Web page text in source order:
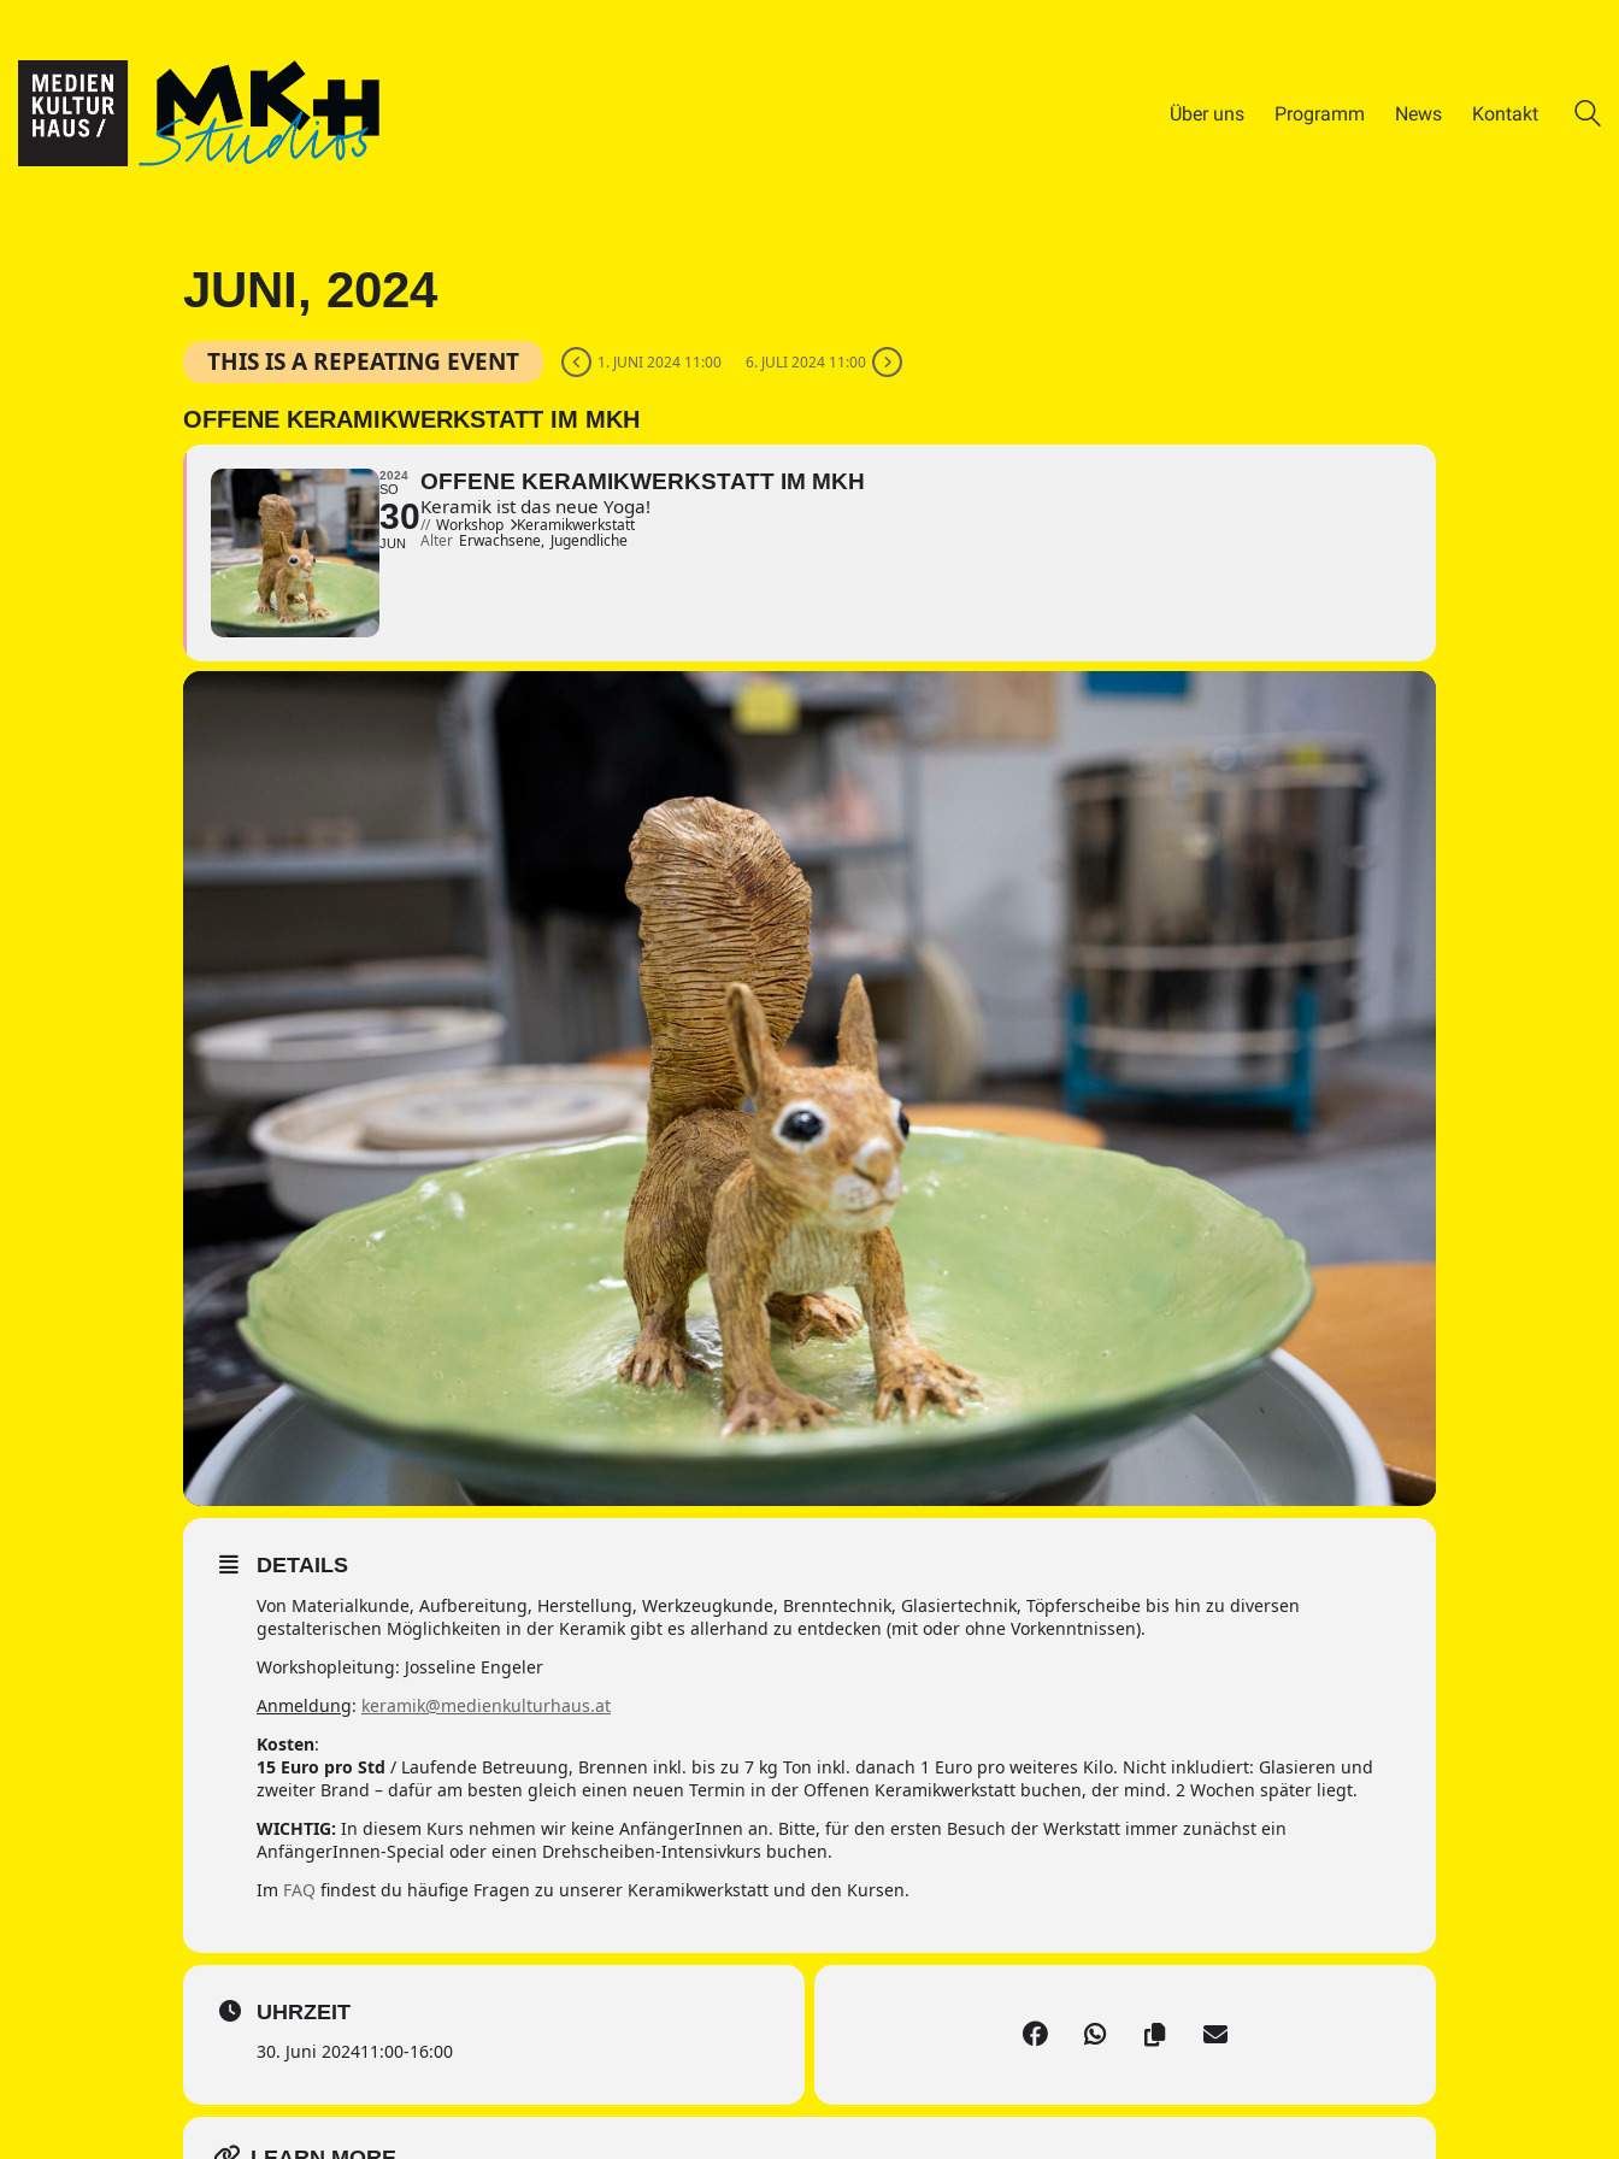
Über uns Programm News Kontakt
JUNI, 2024
THIS IS A REPEATING EVENT 1. JUNI 2024 11:00 6. JULI 2024 11:00
OFFENE KERAMIKWERKSTATT IM MKH
2024
SO
30
JUN
OFFENE KERAMIKWERKSTATT IM MKH
Keramik ist das neue Yoga!
// Workshop Keramikwerkstatt
Alter Erwachsene, Jugendliche
DETAILS
Von Materialkunde, Aufbereitung, Herstellung, Werkzeugkunde, Brenntechnik, Glasiertechnik, Töpferscheibe bis hin zu diversen
gestalterischen Möglichkeiten in der Keramik gibt es allerhand zu entdecken (mit oder ohne Vorkenntnissen).
Workshopleitung: Josseline Engeler
Anmeldung: keramik@medienkulturhaus.at
Kosten:
15 Euro pro Std / Laufende Betreuung, Brennen inkl. bis zu 7 kg Ton inkl. danach 1 Euro pro weiteres Kilo. Nicht inkludiert: Glasieren und
zweiter Brand – dafür am besten gleich einen neuen Termin in der Offenen Keramikwerkstatt buchen, der mind. 2 Wochen später liegt.
WICHTIG: In diesem Kurs nehmen wir keine AnfängerInnen an. Bitte, für den ersten Besuch der Werkstatt immer zunächst ein
AnfängerInnen-Special oder einen Drehscheiben-Intensivkurs buchen.
Im FAQ findest du häufige Fragen zu unserer Keramikwerkstatt und den Kursen.
UHRZEIT
30. Juni 202411:00-16:00